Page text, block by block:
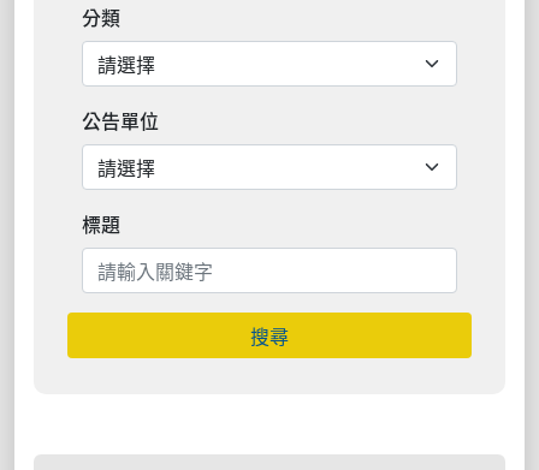
分類
公告單位
標題
搜尋